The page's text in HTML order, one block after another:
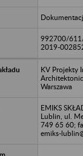
992700/
2019-
KV Projekty
Warszawa
EMIKS
Lublin, ul.
749 65 60;
emiks-